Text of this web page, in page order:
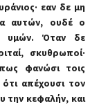
εαν δε μη
αυτών, ουδέ ο
υμών. Όταν δε
σκυθρωποί·
φανώσι τοις
απέχουσι τον
την κεφαλήν, και